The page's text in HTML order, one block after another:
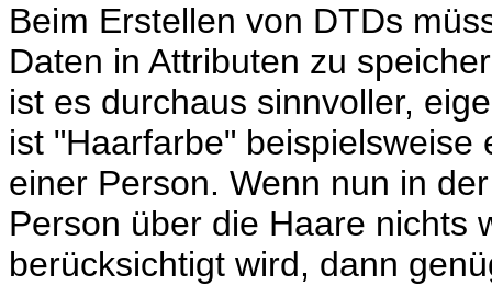
Beim Erstellen von DTDs
Daten in Attributen zu
ist es durchaus sinnvoller,
ist "Haarfarbe"
einer Person. Wenn nun in
Person über die Haare nichts
berücksichtigt wird, dann